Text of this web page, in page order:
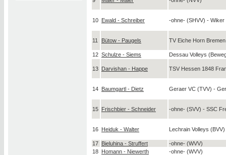
10 Ewald - Schreiber -ohne- (SHVV) - Wiker
11 Bütow - Paugels TV Eiche Horn
12 Schulze - Siems Dessau Volleys
13 Darvishan - Happe TSV Hessen 1848
14 Baumgartl - Dietz Geraer VC (TVV) -
15 Frischbier - Schneider -ohne- (SVV) - SSC
16 Heiduk - Walter Lechrain Volleys (BVV)
17 Bieluhina - Struffert
-ohne- (WVV)
18 Homann - Niewerth
-ohne- (WVV)